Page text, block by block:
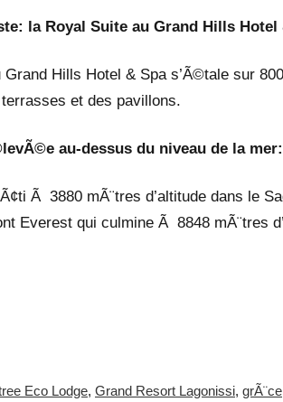
la Royal Suite au Grand Hills
Hills Hotel & Spa s’Ã©tale sur
et des pavillons.
au-dessus du niveau de la
Ã 3880 mÃ¨tres d’altitude dans le
Everest qui culmine Ã 8848 mÃ¨tres
Eco Lodge, Grand Resort Lagonissi, grÃ¨ce